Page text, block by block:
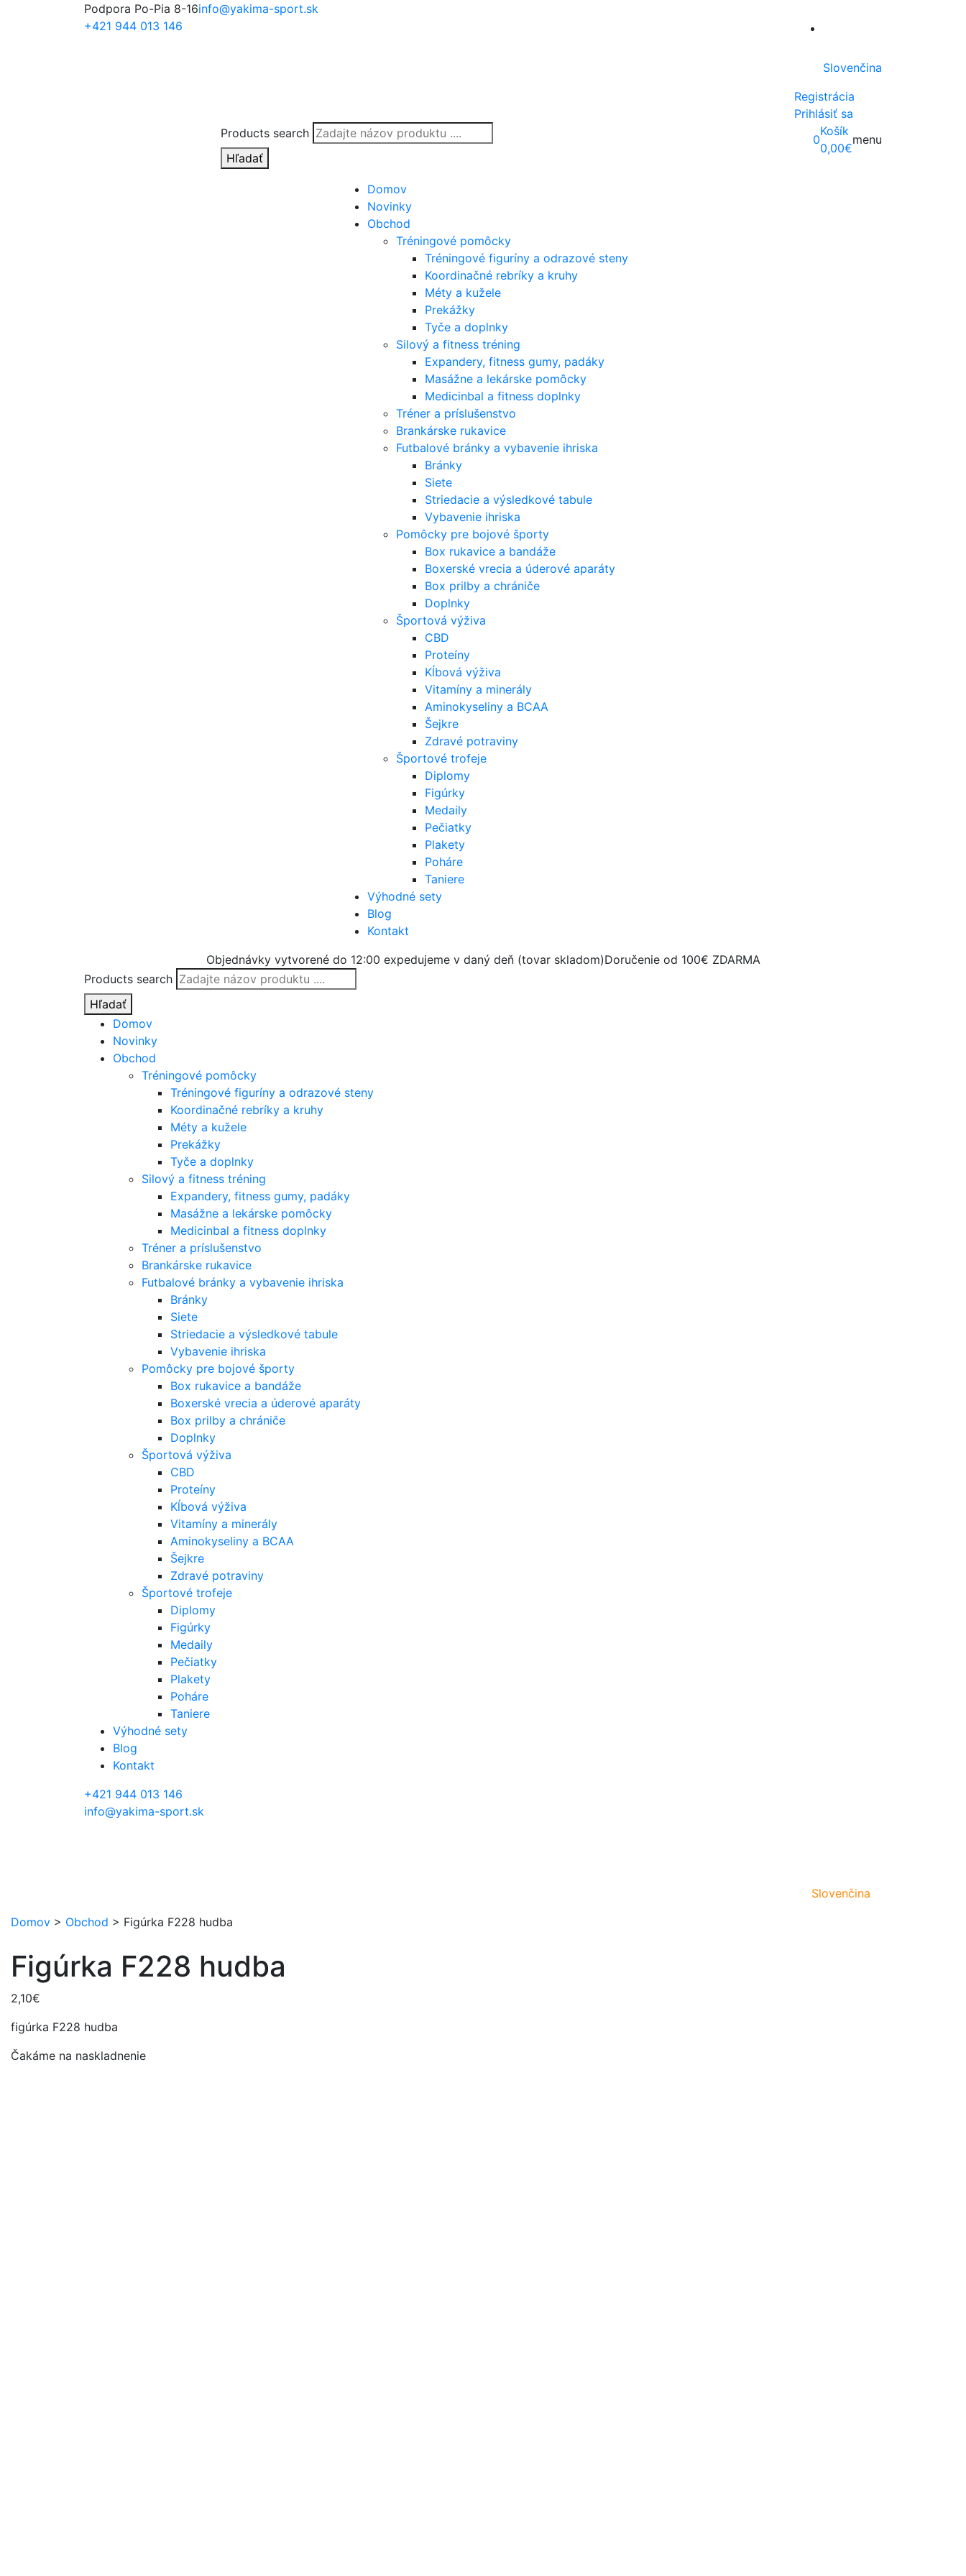
Podpora Po-Pia 8-16
+421 944 013 146
info@yakima-sport.sk
Slovenčina
Registrácia
Prihlásiť sa
Products search
Hľadať
0
Košík
0,00€
menu
Domov
Novinky
Obchod
Tréningové pomôcky
Tréningové figuríny a odrazové steny
Koordinačné rebríky a kruhy
Méty a kužele
Prekážky
Tyče a doplnky
Silový a fitness tréning
Expandery, fitness gumy, padáky
Masážne a lekárske pomôcky
Medicinbal a fitness doplnky
Tréner a príslušenstvo
Brankárske rukavice
Futbalové bránky a vybavenie ihriska
Bránky
Siete
Striedacie a výsledkové tabule
Vybavenie ihriska
Pomôcky pre bojové športy
Box rukavice a bandáže
Boxerské vrecia a úderové aparáty
Box prilby a chrániče
Doplnky
Športová výživa
CBD
Proteíny
Kĺbová výživa
Vitamíny a minerály
Aminokyseliny a BCAA
Šejkre
Zdravé potraviny
Športové trofeje
Diplomy
Figúrky
Medaily
Pečiatky
Plakety
Poháre
Taniere
Výhodné sety
Blog
Kontakt
Objednávky vytvorené do 12:00 expedujeme v daný deň (tovar skladom)Doručenie od 100€ ZDARMA
Products search
Hľadať
Domov
Novinky
Obchod
Tréningové pomôcky
Tréningové figuríny a odrazové steny
Koordinačné rebríky a kruhy
Méty a kužele
Prekážky
Tyče a doplnky
Silový a fitness tréning
Expandery, fitness gumy, padáky
Masážne a lekárske pomôcky
Medicinbal a fitness doplnky
Tréner a príslušenstvo
Brankárske rukavice
Futbalové bránky a vybavenie ihriska
Bránky
Siete
Striedacie a výsledkové tabule
Vybavenie ihriska
Pomôcky pre bojové športy
Box rukavice a bandáže
Boxerské vrecia a úderové aparáty
Box prilby a chrániče
Doplnky
Športová výživa
CBD
Proteíny
Kĺbová výživa
Vitamíny a minerály
Aminokyseliny a BCAA
Šejkre
Zdravé potraviny
Športové trofeje
Diplomy
Figúrky
Medaily
Pečiatky
Plakety
Poháre
Taniere
Výhodné sety
Blog
Kontakt
+421 944 013 146
info@yakima-sport.sk
Slovenčina
Domov > Obchod > Figúrka F228 hudba
Figúrka F228 hudba
2,10€
figúrka F228 hudba
Čakáme na naskladnenie